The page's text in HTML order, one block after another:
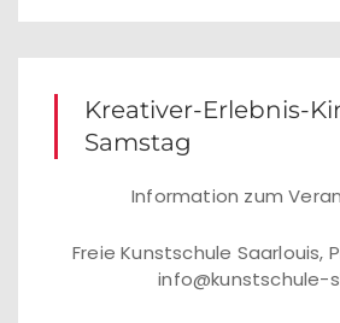
Kreativer-Erlebnis-
Samstag
Information zum
Freie Kunstschule Saarlouis,
info@kunstschule-